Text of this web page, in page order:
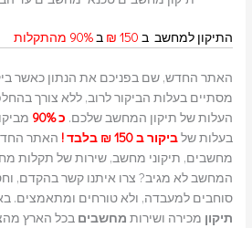
התיקון למחשב ב 150 ₪ ב 90% מהתקלות
האתר החדש, שם בפניכם את הנתון כאשר
מסתיים בעלות הביקור לרוב, ללא צורך
העלות של תיקון המחשב שלכם.כ 90%
בעלות שלביקור ב 150 ₪ בלבד !
האתר החדש
מחשבים, תיקוני מחשב, שירות של תקלות
המחשב לא מגיב? צרו איתנו קשר בהקדם,
סוחבים למעבדה, ולא טורחים ומתאמצים.
תיקוןמכירה ושירותמחשביםבכל הארץ